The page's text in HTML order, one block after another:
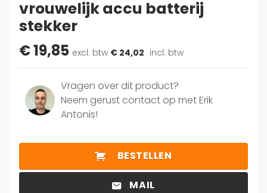
vrouwelijk accu batterij
stekker
€ 19,85 excl. btw € 24,02 incl. btw
Vragen over dit product?
Neem gerust contact op met Erik
Antonis!
BESTELLEN
MAIL